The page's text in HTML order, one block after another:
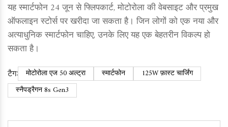
यह स्मार्टफोन 24 जून से फ्लिपकार्ट, मोटोरोला की वेबसाइट और प्रमुख
ऑफलाइन स्टोर्स पर खरीदा जा सकता है। जिन लोगों को एक नया और
अत्याधुनिक स्मार्टफोन चाहिए, उनके लिए यह एक बेहतरीन विकल्प हो
सकता है।
टैग: मोटोरोला एज 50 अल्ट्रा स्मार्टफोन
125W फ़ास्ट चार्जिंग
स्नैपड्रैगन 8s Gen3